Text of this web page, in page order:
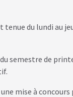
du lundi au
du semestre de
mise à